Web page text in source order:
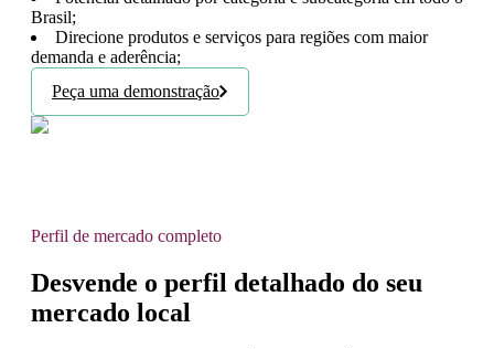
Brasil;
Direcione produtos e serviços para regiões com maior
demanda e aderência;
Peça uma demonstração
Perfil de mercado completo
Desvende o perfil detalhado do seu
mercado local